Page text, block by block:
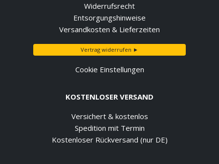
Widerrufsrecht
Entsorgungshinweise
Versandkosten & Lieferzeiten
Vertrag widerrufen ►
Cookie Einstellungen
KOSTENLOSER VERSAND
Versichert & kostenlos
Spedition mit Termin
Kostenloser Rückversand (nur DE)